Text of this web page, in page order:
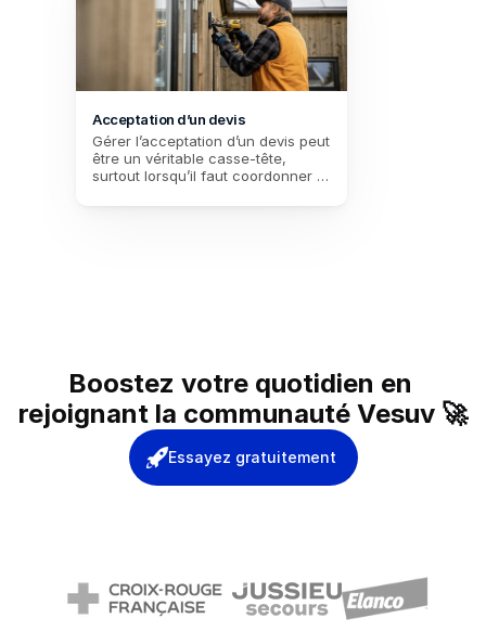
Acceptation d’un devis
Gérer l’acceptation d’un devis peut
être un véritable casse-tête,
surtout lorsqu’il faut coordonner
les délais de réponse à respecter,
tout est centralisé, fluide et
conforme aux attentes des
utilisateurs.
Boostez votre quotidien en
rejoignant la communauté Vesuv 🚀
Essayez gratuitement